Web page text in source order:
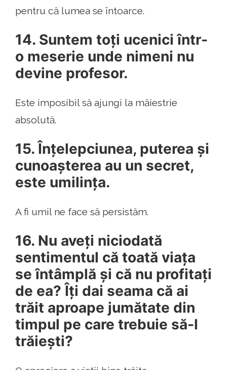
pentru că lumea se întoarce.
14. Suntem toți ucenici într-
o meserie unde nimeni nu
devine profesor.
Este imposibil să ajungi la măiestrie
absolută.
15. Înțelepciunea, puterea și
cunoașterea au un secret,
este umilința.
A fi umil ne face să persistăm.
16. Nu aveți niciodată
sentimentul că toată viața
se întâmplă și că nu profitați
de ea? Îți dai seama că ai
trăit aproape jumătate din
timpul pe care trebuie să-l
trăiești?